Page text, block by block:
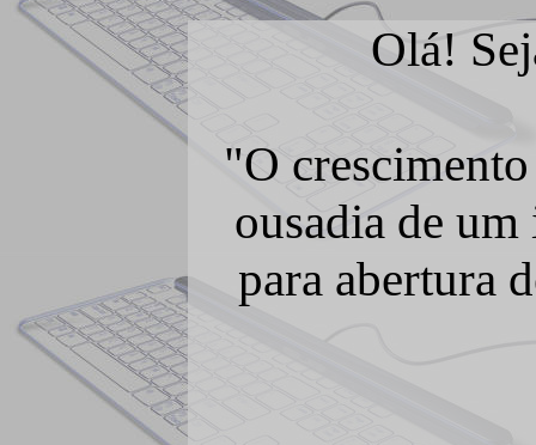
Olá!
"O
ousadia de
para abertura